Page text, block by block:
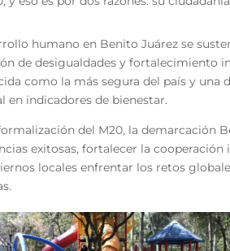
humano en Benito Juárez se
de desigualdades y fortalecimiento
como la más segura del país y una
en indicadores de bienestar.
del M20, la demarcación
exitosas, fortalecer la
locales enfrentar los retos